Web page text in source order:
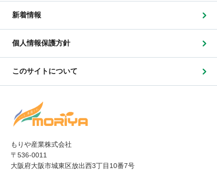
もりや産業株式会社
〒536-0011
大阪府大阪市城東区放出西3丁目10番7号
新着情報
個人情報保護方針
このサイトについて